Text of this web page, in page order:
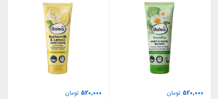
520,000 تومان
520,000 تومان